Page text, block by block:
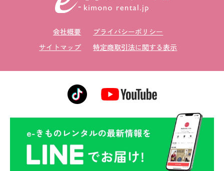
会社概要
プライバシーポリシー
サイトマップ
特定商取引法に関する表示